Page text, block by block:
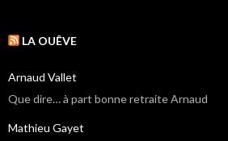
LA OUÊVE
Arnaud Vallet
Que dire… à part bonne retraite Arnaud
Mathieu Gayet